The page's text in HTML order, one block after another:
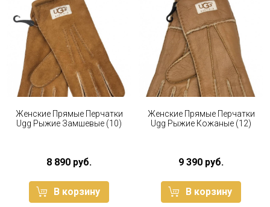
Женские Прямые Перчатки
Ugg Рыжие Замшевые (10)
8 890 руб.
В корзину
Женские Прямые Перчатки
Ugg Рыжие Кожаные (12)
9 390 руб.
В корзину